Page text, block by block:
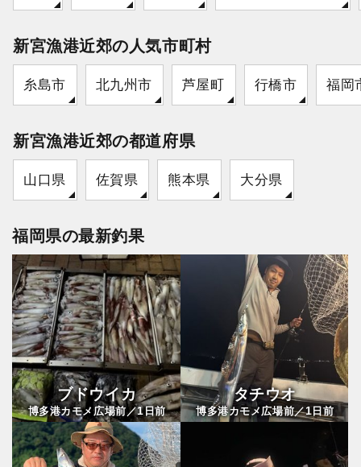
新宮漁港近郊の人気市町村
糸島市 北九州市 芦屋町 行橋市 福岡
新宮漁港近郊の都道府県
山口県 佐賀県 熊本県 大分県
福岡県の最新釣果
ブドウイカ
博多港カモメ広場前／1日前
タチウオ
博多港カモメ広場前／1日前